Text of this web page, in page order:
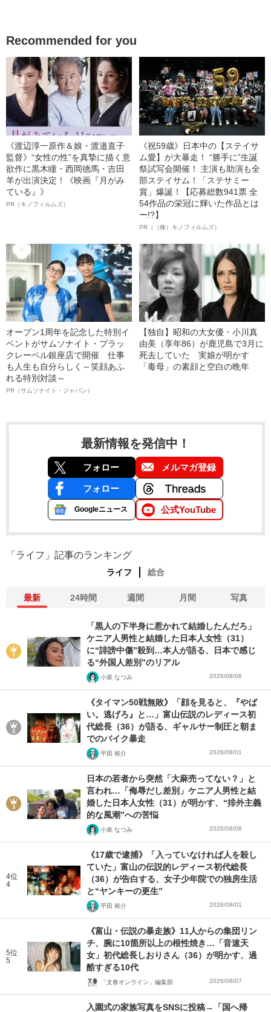
Recommended for you
《渡辺淳一原作＆娘・渡邉直子
監督》“女性の性”を真摯に描く意
欲作に黒木瞳・西岡德馬・吉田
羊が出演決定！《映画『月がみ
ている』》
PR（キノフィルムズ）
《祝59歳》日本中の【ステイサ
ム愛】が大暴走！ “勝手に”生誕
祭試写会開催！ 主演も助演も全
部ステイサム！「ステサミー
賞」爆誕！【応募総数941票 全
54作品の栄冠に輝いた作品とは
ー!?】
PR（（株）キノフィルムズ）
オープン1周年を記念した特別イ
ベントがサムソナイト・ブラッ
クレーベル銀座店で開催 仕事
も人生も自分らしく～笑顔あふ
れる特別対談～
PR（サムソナイト・ジャパン）
【独自】昭和の大女優・小川真
由美（享年86）が鹿児島で3月に
死去していた 実娘が明かす
「毒母」の素顔と空白の晩年
最新情報を発信中！
フォロー メルマガ登録
フォロー
Googleニュース 公式YouTube
「ライフ」記事のランキング
ライフ 総合
最新 24時間 週間 月間 写真
「黒人の下半身に惹かれて結婚したんだろ」
ケニア人男性と結婚した日本人女性（31）
に“誹謗中傷”殺到…本人が語る、日本で感じ
る“外国人差別”のリアル
小泉 なつみ 2026/08/08
《タイマン50戦無敗》「顔を見ると、『やば
い。逃げろ』と…」富山伝説のレディース初
代総長（36）が語る、ギャルサー制圧と朝ま
でのバイク暴走
平田 裕介 2026/08/01
日本の若者から突然「大麻売ってない？」と
言われ…「侮辱だし差別」ケニア人男性と結
婚した日本人女性（31）が明かす、“排外主義
的な風潮”への苦悩
小泉 なつみ 2026/08/08
4位
4
《17歳で逮捕》「入っていなければ人を殺し
ていた」富山の伝説的レディース初代総長
（36）が告白する、女子少年院での独房生活
と“ヤンキーの更生”
平田 裕介 2026/08/01
5位
5
《富山・伝説の暴走族》11人からの集団リン
チ、腕に10箇所以上の根性焼き…「音速天
女」初代総長しおりさん（36）が明かす、過
酷すぎる10代
「文春オンライン」編集部 2026/08/07
入園式の家族写真をSNSに投稿→「国へ帰